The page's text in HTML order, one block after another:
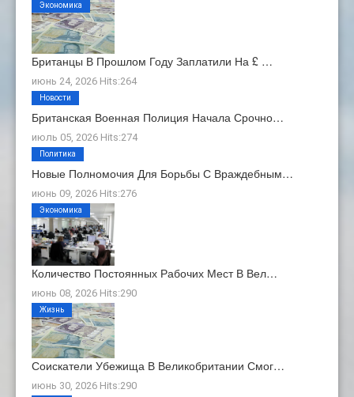
Британцы В Прошлом Году Заплатили На £ …
июнь 24, 2026 Hits:264
Экономика
Британская Военная Полиция Начала Срочно…
июль 05, 2026 Hits:274
Новости
Новые Полномочия Для Борьбы С Враждебным…
июнь 09, 2026 Hits:276
Политика
Количество Постоянных Рабочих Мест В Вел…
июнь 08, 2026 Hits:290
Экономика
Соискатели Убежища В Великобритании Смог…
июнь 30, 2026 Hits:290
Жизнь